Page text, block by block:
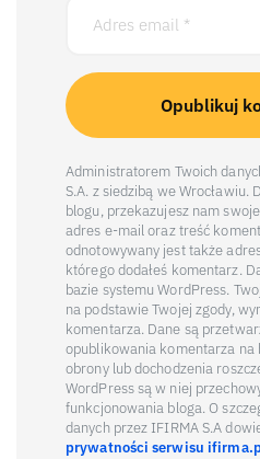
Administratorem Twoich
S.A. z siedzibą we Wrocławiu.
blogu, przekazujesz nam
adres e-mail oraz treść
odnotowywany jest także
którego dodałeś komentarz.
bazie systemu WordPress.
na podstawie Twojej zgody,
komentarza. Dane są
opublikowania komentarza na
obrony lub dochodzenia
WordPress są w niej
funkcjonowania bloga. O
danych przez IFIRMA S.A
prywatności serwisu